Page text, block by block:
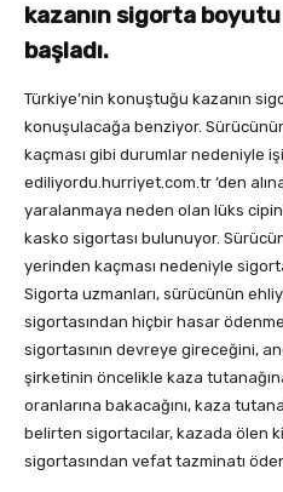
kazanın sigorta
başladı.
Türkiye’nin konuştuğu kazanın
konuşulacağa benziyor.
kaçması gibi durumlar nedeniyle
ediliyordu.hurriyet.com.tr ‘den
yaralanmaya neden olan lüks
kasko sigortası bulunuyor.
yerinden kaçması nedeniyle
Sigorta uzmanları, sürücünün
sigortasından hiçbir hasar
sigortasının devreye gireceğini,
şirketinin öncelikle kaza
oranlarına bakacağını, kaza
belirten sigortacılar, kazada ölen
sigortasından vefat tazminatı